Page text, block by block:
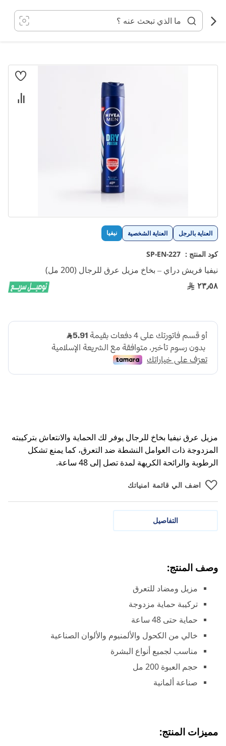
المحتوى
العناية بالرجل العناية الشخصية نيفيا
كود المنتج : SP-EN-227
نيفيا فريش دراي – بخاخ مزيل عرق للرجال (200 مل)
٢٣٫٥٨
مزيل عرق نيفيا بخاخ للرجال يوفر لك الحماية والانتعاش بتركيبته
المزدوجة ذات العوامل النشطة ضد التعرق، كما يمنع تشكل
الرطوبة والرائحة الكريهة لمدة تصل إلى 48 ساعة.
اضف الي قائمة امنياتك
انتقل
تخطي
إلى
بداية
معرض
الصور
التفاصيل
وصف المنتج:
مزيل ومضاد للتعرق
تركيبة حماية مزدوجة
حماية حتى 48 ساعة
خالي من الكحول والألمنيوم والألوان الصناعية
مناسب لجميع أنواع البشرة
حجم العبوة 200 مل
صناعة ألمانية
مميزات المنتج: